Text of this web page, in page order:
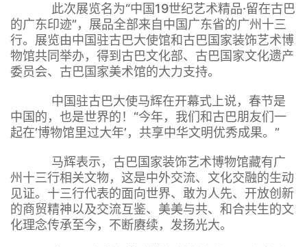
此次展览名为“中国19世纪艺术精品·留在古巴
的广东印迹”，展品全部来自中国广东省的广州十三
行。展览由中国驻古巴大使馆和古巴国家装饰艺术博
物馆共同举办，得到古巴文化部、古巴国家文化遗产
委员会、古巴国家美术馆的大力支持。
中国驻古巴大使马辉在开幕式上说，春节是
中国的，也是世界的！“今年，我们和古巴朋友们一
起在‘博物馆里过大年’，共享中华文明优秀成果。”
马辉表示，古巴国家装饰艺术博物馆藏有广
州十三行相关文物，这是中外交流、文化交融的生动
见证。十三行代表的面向世界、敢为人先、开放创新
的商贸精神以及交流互鉴、美美与共、和合共生的文
化理念传承至今，不断赓续，发扬光大。